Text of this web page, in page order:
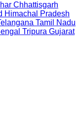
Chhattisgarh
Himachal Pradesh
Tamil Nadu
Tripura Gujarat